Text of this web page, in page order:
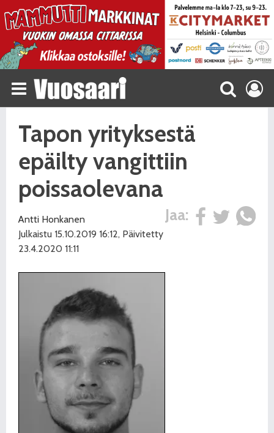
Tapon yrityksestä
epäilty vangittiin
poissaolevana
Jaa:
Antti Honkanen
Julkaistu 15.10.2019 16:12, Päivitetty
23.4.2020 11:11